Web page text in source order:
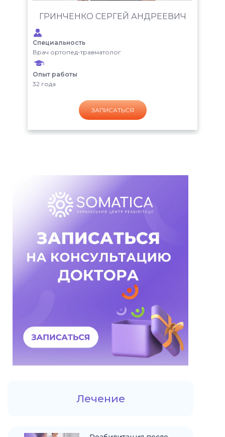
ГРИНЧЕНКО СЕРГЕЙ АНДРЕЕВИЧ
Специальность
Врач ортопед-травматолог
Опыт работы
32 года
ЗАПИСАТЬСЯ
Лечение